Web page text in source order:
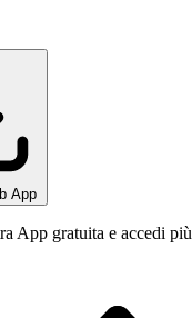
App
App gratuita e accedi